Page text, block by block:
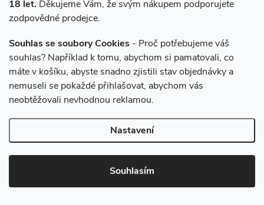
18 let. Děkujeme Vám, že svým nákupem podporujete
zodpovědné prodejce.
Souhlas se soubory Cookies - Proč potřebujeme váš
souhlas? Například k tomu, abychom si pamatovali, co
máte v košíku, abyste snadno zjistili stav objednávky a
nemuseli se pokaždé přihlašovat, abychom vás
neobtěžovali nevhodnou reklamou.
Nastavení
Souhlasím
Joyetech eGo AIO elektronická
cigareta 1500mAh Silver
490 Kč
Skladem
DO KOŠÍKU
jednoduchá a výkonná ALL in
ONE elektronická cigareta, která
svými vlastnostmi uspokojí jak
úplné začátečníky, tak i zkušené
Joyetech eGo Nano Pod
249 Kč
Skladem
Joyetech eGo Nano je
kompaktní pod systém s baterií
800 mAh, výkonem až 15 W a
2 ml cartridgemi. Nabízí